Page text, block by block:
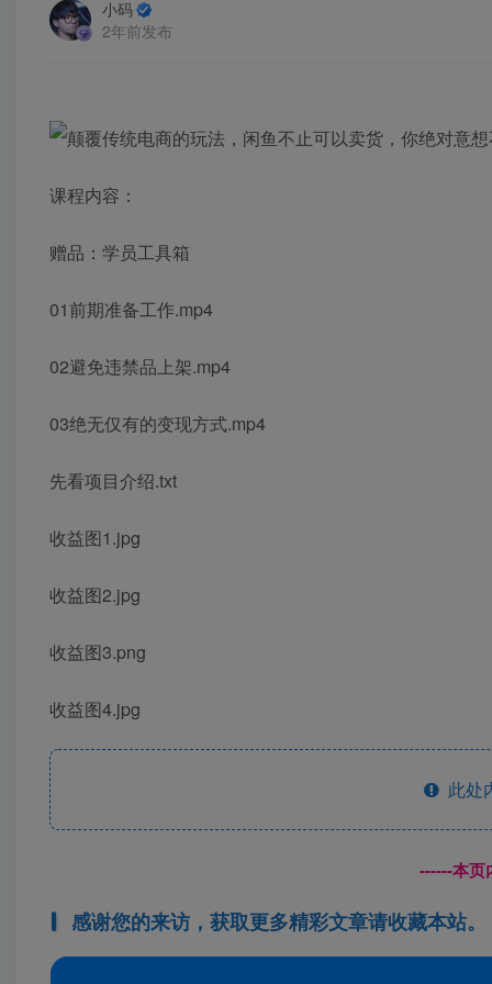
小码
2年前发布
课程内容：
赠品：学员工具箱
01前期准备工作.mp4
02避免违禁品上架.mp4
03绝无仅有的变现方式.mp4
先看项目介绍.txt
收益图1.jpg
收益图2.jpg
收益图3.png
收益图4.jpg
此处
------本页
感谢您的来访，获取更多精彩文章请收藏本站。